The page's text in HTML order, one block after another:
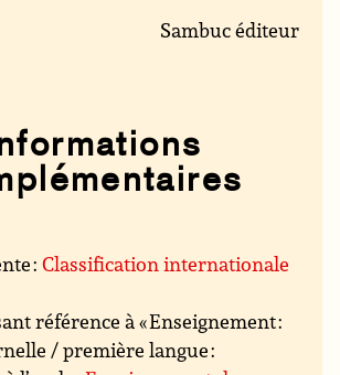
Sambuc éditeur
:Classification internationale
référence à « Enseignement :
/ première langue :